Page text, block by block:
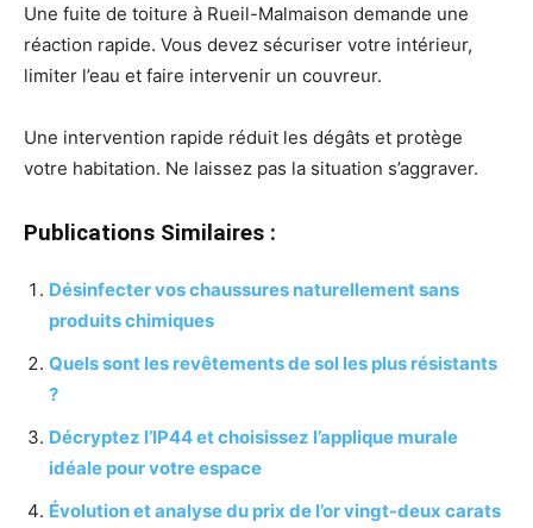
Une fuite de toiture à Rueil-Malmaison demande une
réaction rapide. Vous devez sécuriser votre intérieur,
limiter l’eau et faire intervenir un couvreur.
Une intervention rapide réduit les dégâts et protège
votre habitation. Ne laissez pas la situation s’aggraver.
Publications Similaires :
Désinfecter vos chaussures naturellement sans
produits chimiques
Quels sont les revêtements de sol les plus résistants
?
Décryptez l’IP44 et choisissez l’applique murale
idéale pour votre espace
Évolution et analyse du prix de l’or vingt-deux carats